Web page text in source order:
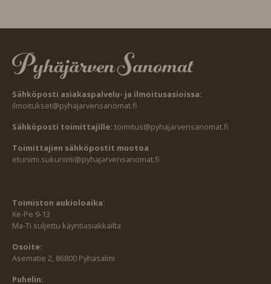
Sähköposti asiakaspalvelu- ja ilmoitusasioissa:
ilmoitukset@pyhajarvensanomat.fi
Sähköposti toimittajille: toimitus@pyhajarvensanomat.fi
Toimittajien sähköpostit muotoa
etunimi.sukunimi@pyhajarvensanomat.fi
Toimiston aukioloaika:
Ke-Pe 9-13
Ma-Ti suljettu käyntiasiakkailta
Osoite:
Asematie 2, 86800 Pyhäsalmi
Puhelin: